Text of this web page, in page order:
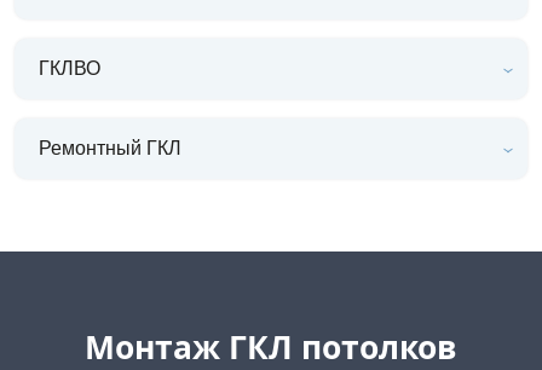
ГКЛВО
Ремонтный ГКЛ
Монтаж ГКЛ потолков